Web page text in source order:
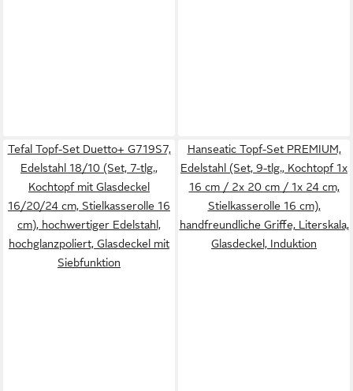
Tefal Topf-Set Duetto+ G719S7,
Edelstahl 18/10 (Set, 7-tlg.,
Kochtopf mit Glasdeckel
16/20/24 cm, Stielkasserolle 16
cm), hochwertiger Edelstahl,
hochglanzpoliert, Glasdeckel mit
Siebfunktion
Hanseatic Topf-Set PREMIUM,
Edelstahl (Set, 9-tlg., Kochtopf 1x
16 cm / 2x 20 cm / 1x 24 cm,
Stielkasserolle 16 cm),
handfreundliche Griffe, Literskala,
Glasdeckel, Induktion